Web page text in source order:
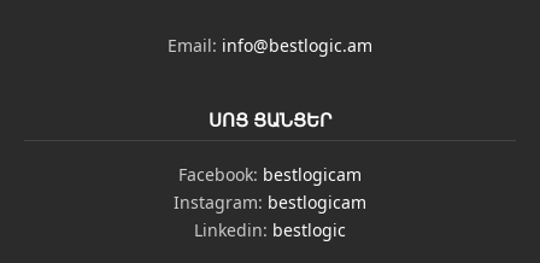
Email: info@bestlogic.am
ՍՈՑ ՑԱՆՑԵՐ
Facebook: bestlogicam
Instagram: bestlogicam
Linkedin: bestlogic